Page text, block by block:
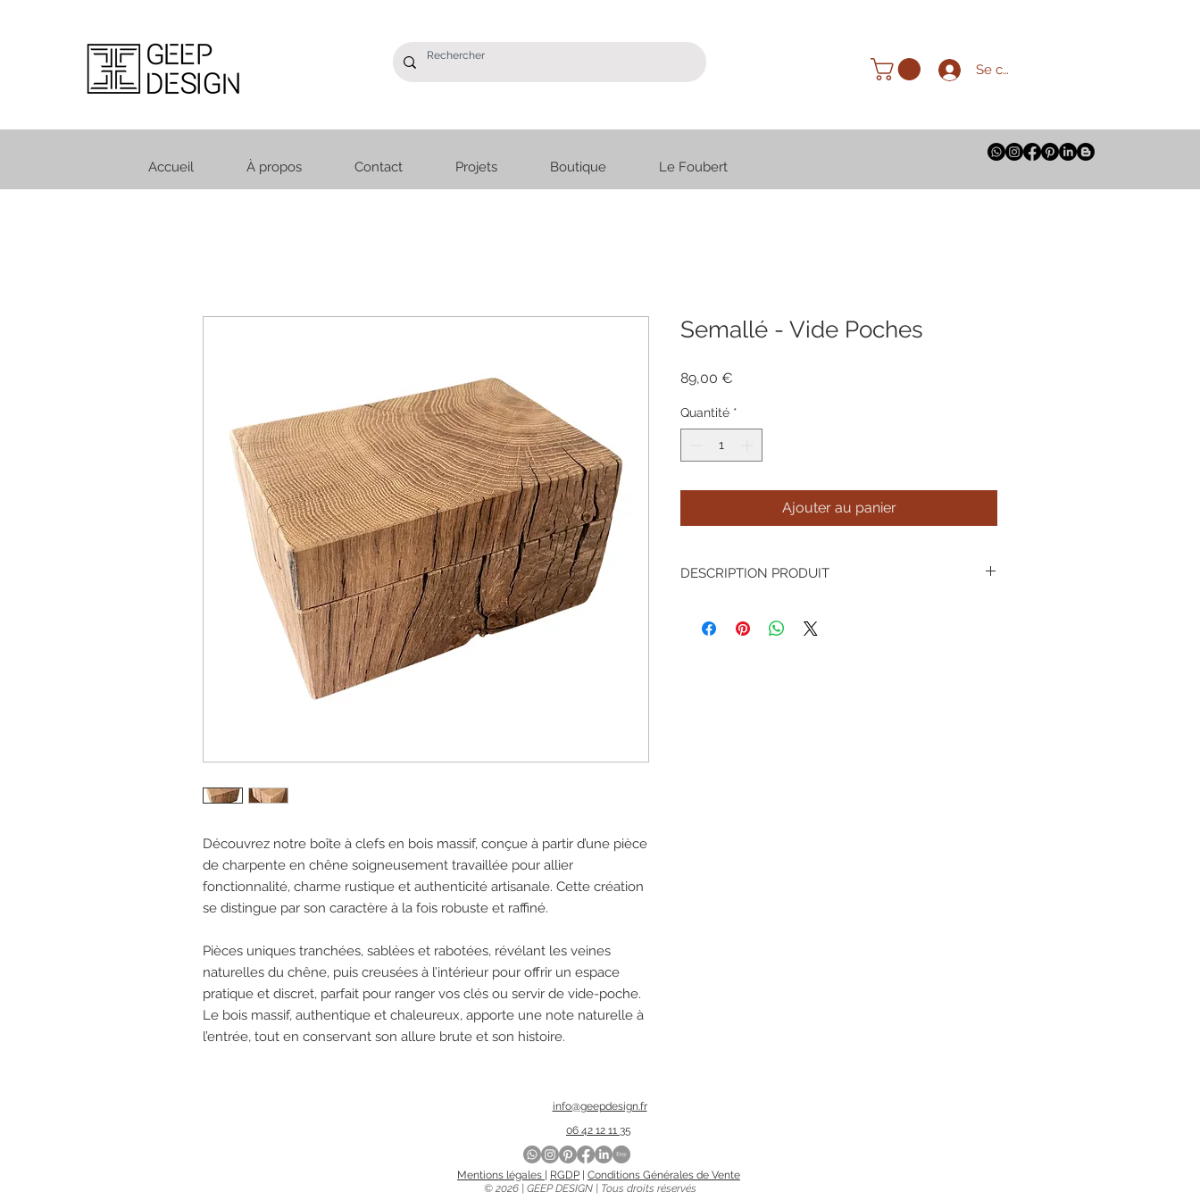
Se connecter
Accueil À propos Contact Projets Boutique Le Foubert
Découvrez notre boîte à clefs en bois massif, conçue à partir d’une pièce
de charpente en chêne soigneusement travaillée pour allier
fonctionnalité, charme rustique et authenticité artisanale. Cette création
se distingue par son caractère à la fois robuste et raffiné.
Pièces uniques tranchées, sablées et rabotées, révélant les veines
naturelles du chêne, puis creusées à l’intérieur pour offrir un espace
pratique et discret, parfait pour ranger vos clés ou servir de vide-poche.
Le bois massif, authentique et chaleureux, apporte une note naturelle à
l’entrée, tout en conservant son allure brute et son histoire.
Semallé - Vide Poches
89,00 €
Quantité *
Ajouter au panier
DESCRIPTION PRODUIT
Contact Le Foubert
info@geepdesign.fr
06 42 12 11 35
Mentions légales RGDP
Conditions Générales de Vente
© 2026 | GEEP DESIGN | Tous droits réservés